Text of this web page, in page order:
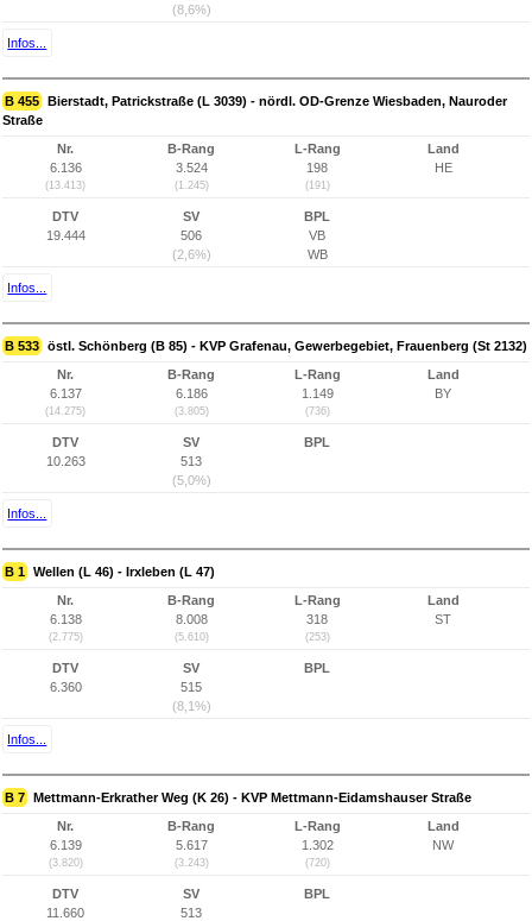
(8,6%)
Infos...
B 455 Bierstadt, Patrickstraße (L 3039) - nördl. OD-Grenze Wiesbaden, Nauroder
Straße
Nr.
6.136
(13.413)
B-Rang
3.524
(1.245)
L-Rang
198
(191)
Land
HE
DTV
19.444
SV
506
(2,6%)
BPL
VB
WB
Infos...
B 533 östl. Schönberg (B 85) - KVP Grafenau, Gewerbegebiet, Frauenberg (St 2132)
Nr.
6.137
(14.275)
B-Rang
6.186
(3.805)
L-Rang
1.149
(736)
Land
BY
DTV
10.263
SV
513
(5,0%)
BPL
Infos...
B 1 Wellen (L 46) - Irxleben (L 47)
Nr.
6.138
(2.775)
B-Rang
8.008
(5.610)
L-Rang
318
(253)
Land
ST
DTV
6.360
SV
515
(8,1%)
BPL
Infos...
B 7 Mettmann-Erkrather Weg (K 26) - KVP Mettmann-Eidamshauser Straße
Nr.
6.139
(3.820)
B-Rang
5.617
(3.243)
L-Rang
1.302
(720)
Land
NW
DTV
11.660
SV
513
BPL